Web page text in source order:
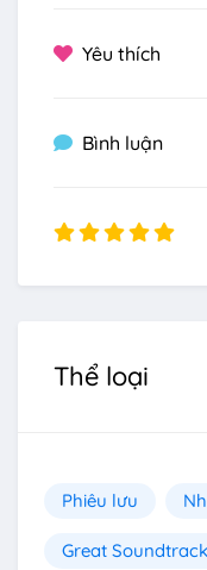
Yêu thích
Bình luận
Thể loại
Phiêu lưu
Great Soundtrack